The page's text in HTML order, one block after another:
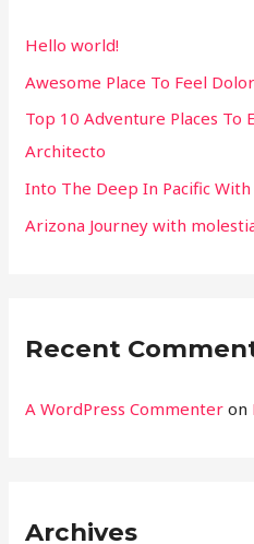
r
Hello world!
Awesome Place To Feel
Top 10 Adventure Places To
Architecto
Into The Deep In Pacific With
Arizona Journey with
Recent
A WordPress Commenter on
Archives